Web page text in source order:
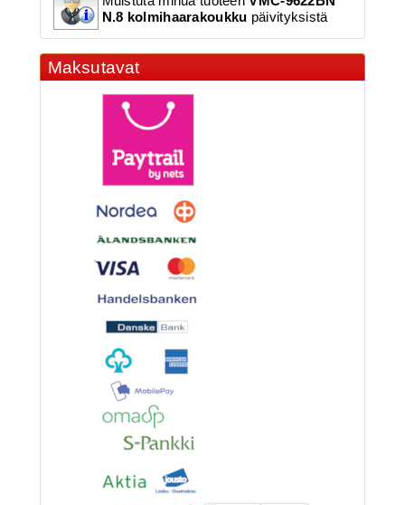
BKK 6062-1X Black Nickel
Kolmihaarakoukku N.6
3.90€
BKK 6062-1X Black Ni...
Ruostumaton suora runkolanka
pehm. hehkutettu 0.8mm 35cm/30
N.8 kolmihaarakoukku päivityksistä
Maksutavat